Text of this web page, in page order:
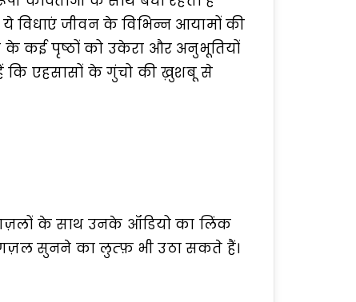
विधाएं जीवन के विभिन्न आयामों की
के कई पृष्ठों को उकेरा और अनुभूतियों
कि एहसासों के गुंचो की ख़ुशबू से
के साथ उनके ऑडियो का लिंक
सुनने का लुत्फ़ भी उठा सकते हैं।